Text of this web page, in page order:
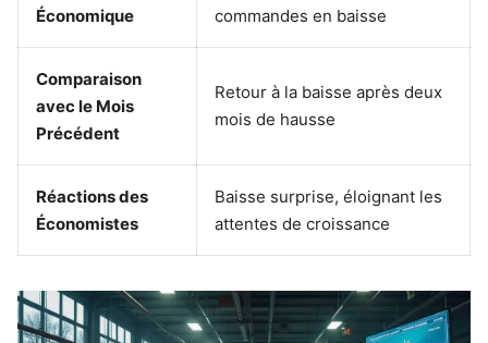
Économique
commandes en baisse
Comparaison
avec le Mois
Précédent
Retour à la baisse après deux
mois de hausse
Réactions des
Économistes
Baisse surprise, éloignant les
attentes de croissance